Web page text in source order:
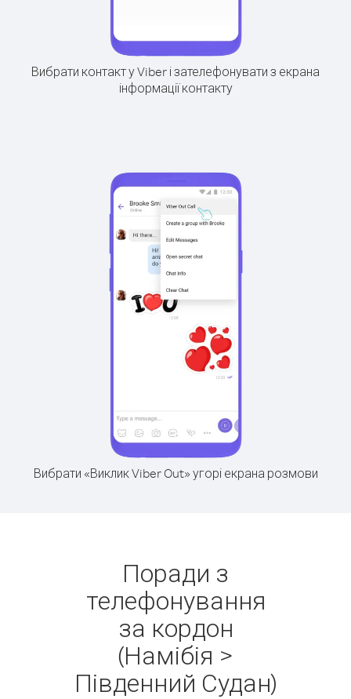
Вибрати контакт у Viber і зателефонувати з екрана
інформації контакту
Вибрати «Виклик Viber Out» угорі екрана розмови
Поради з
телефонування
за кордон
(Намібія >
Південний Судан)